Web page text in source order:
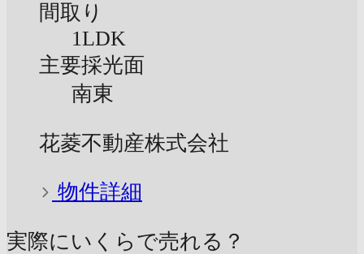
間取り
1LDK
主要採光面
南東
花菱不動産株式会社
物件詳細
実際にいくらで売れる？